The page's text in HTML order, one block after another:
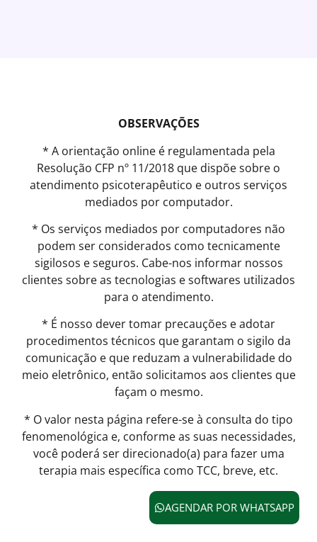
OBSERVAÇÕES
* A orientação online é regulamentada pela
Resolução CFP nº 11/2018 que dispõe sobre o
atendimento psicoterapêutico e outros serviços
mediados por computador.
* Os serviços mediados por computadores não
podem ser considerados como tecnicamente
sigilosos e seguros. Cabe-nos informar nossos
clientes sobre as tecnologias e softwares utilizados
para o atendimento.
* É nosso dever tomar precauções e adotar
procedimentos técnicos que garantam o sigilo da
comunicação e que reduzam a vulnerabilidade do
meio eletrônico, então solicitamos aos clientes que
façam o mesmo.
* O valor nesta página refere-se à consulta do tipo
fenomenológica e, conforme as suas necessidades,
você poderá ser direcionado(a) para fazer uma
terapia mais específica como TCC, breve, etc.
AGENDAR POR WHATSAPP